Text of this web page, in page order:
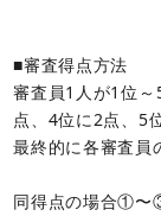
■審査得点方法
審査員1人が1位
点、4位に2点、5
最終的に各審査員
同得点の場合①〜